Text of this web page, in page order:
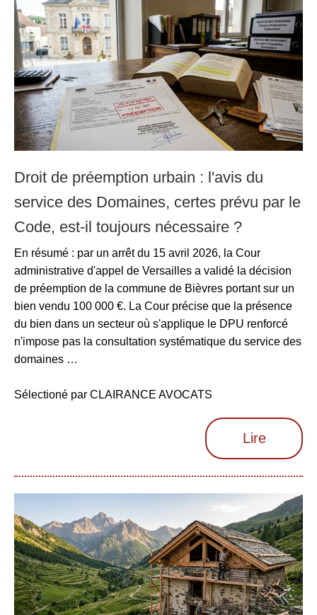
Droit de préemption urbain : l'avis du
service des Domaines, certes prévu par le
Code, est-il toujours nécessaire ?
En résumé : par un arrêt du 15 avril 2026, la Cour
administrative d'appel de Versailles a validé la décision
de préemption de la commune de Bièvres portant sur un
bien vendu 100 000 €. La Cour précise que la présence
du bien dans un secteur où s'applique le DPU renforcé
n'impose pas la consultation systématique du service des
domaines …
Sélectioné par CLAIRANCE AVOCATS
Lire